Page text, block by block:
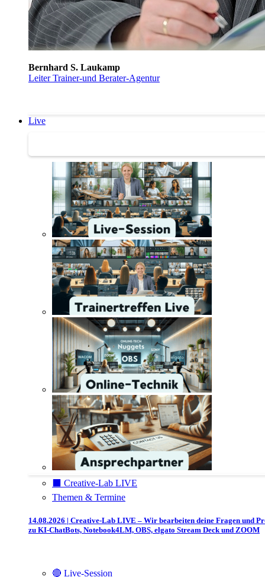
Bernhard S. Laukamp
Leiter Trainer-und Berater-Agentur
Live
⬛️ Creative-Lab LIVE
Themen & Termine
14.08.2026 | Creative-Lab LIVE – Wir bearbeiten deine Fragen und
zu KI-ChatBots, Notebook4LM, OBS, elgato Stream Deck und ZOOM
🔴 Live-Session